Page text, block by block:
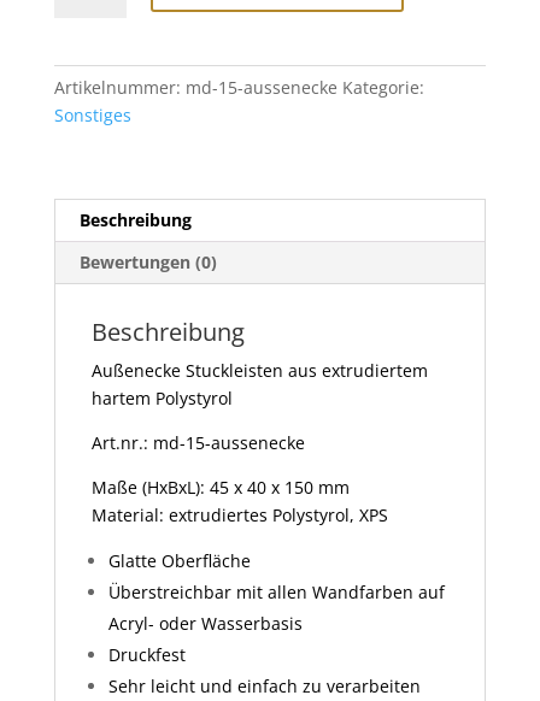
Menge
Artikelnummer: md-15-aussenecke Kategorie:
Sonstiges
Beschreibung
Bewertungen (0)
Beschreibung
Außenecke Stuckleisten aus extrudiertem
hartem Polystyrol
Art.nr.: md-15-aussenecke
Maße (HxBxL): 45 x 40 x 150 mm
Material: extrudiertes Polystyrol, XPS
Glatte Oberfläche
Überstreichbar mit allen Wandfarben auf
Acryl- oder Wasserbasis
Druckfest
Sehr leicht und einfach zu verarbeiten